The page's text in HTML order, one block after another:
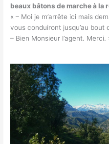
beaux bâtons de marche à la
« – Moi je m’arrête ici mais
vous conduiront jusqu’au bout
– Bien Monsieur l’agent. Merci.